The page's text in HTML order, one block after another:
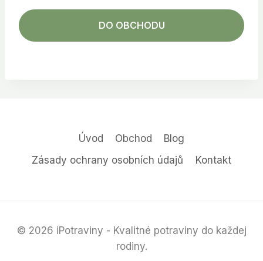
DO OBCHODU
Úvod Obchod
Blog
Zásady ochrany osobních údajů
Kontakt
© 2026 iPotraviny - Kvalitné potraviny do každej
rodiny.